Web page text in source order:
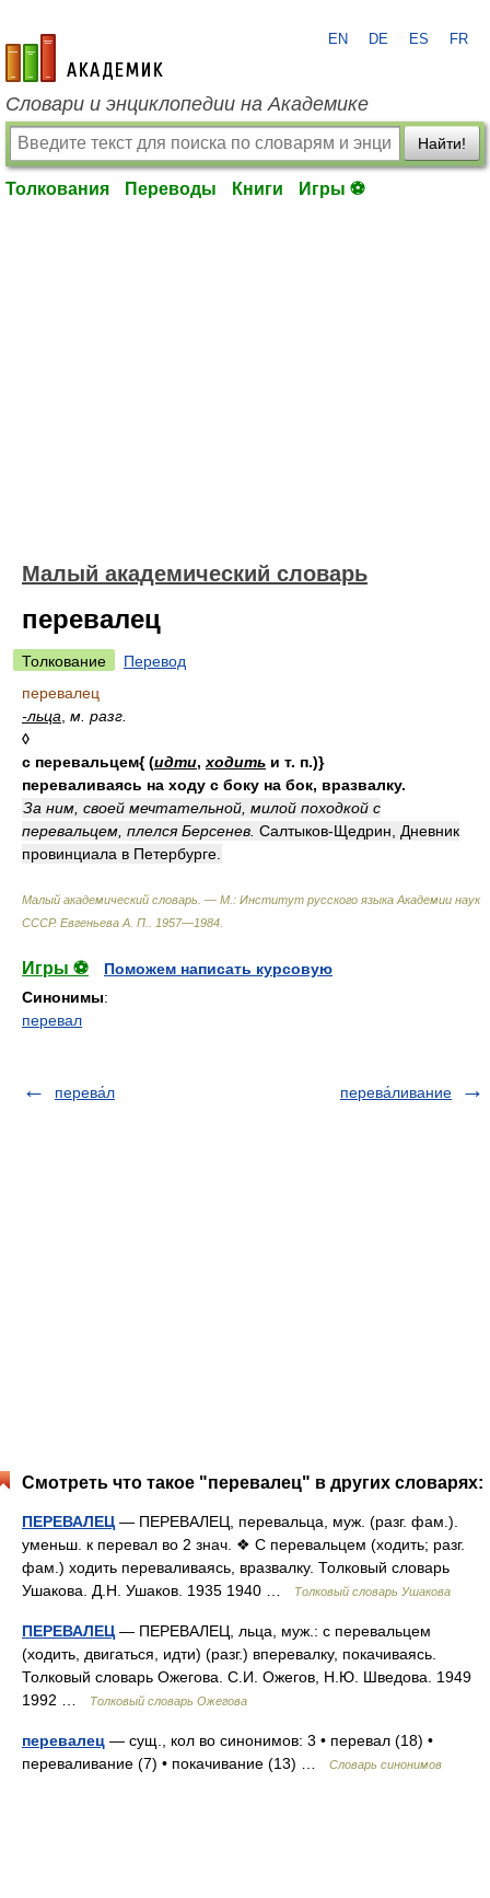
academic.ru
EN DE ES FR
Словари и энциклопедии на Академике
Найти!
Толкования Переводы Книги Игры ⚽
Малый академический словарь
перевалец
Толкование
Перевод
перевалец
-льца м. разг.
◊
с перевальцем{ (идти, ходить и т. п.)}
переваливаясь на ходу с боку на бок, вразвалку.
За ним, своей мечтательной, милой походкой с
перевальцем, плелся Берсенев. Салтыков-Щедрин, Дневник
провинциала в Петербурге.
Малый академический словарь. — М.: Институт русского языка Академии наук
СССР. Евгеньева А. П. 1957—1984
Игры ⚽
Поможем написать курсовую
Синонимы:
перевал
перева́л перева́ливание
Смотреть что такое "перевалец" в других словарях:
ПЕРЕВАЛЕЦ — ПЕРЕВАЛЕЦ, перевальца, муж. (разг. фам.).
уменьш. к перевал во 2 знач. ❖ С перевальцем (ходить; разг.
фам.) ходить переваливаясь, вразвалку. Толковый словарь
Ушакова. Д.Н. Ушаков. 1935 1940 …
Толковый словарь Ушакова
ПЕРЕВАЛЕЦ — ПЕРЕВАЛЕЦ, льца, муж.: с перевальцем
(ходить, двигаться, идти) (разг.) вперевалку, покачиваясь.
Толковый словарь Ожегова. С.И. Ожегов, Н.Ю. Шведова. 1949
1992 …
Толковый словарь Ожегова
перевалец — сущ., кол во синонимов: 3 • перевал (18) •
переваливание (7) • покачивание (13) …
Словарь синонимов